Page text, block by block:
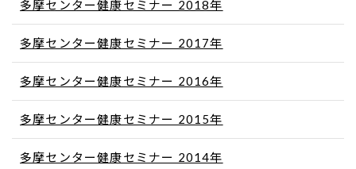
多摩センター健康セミナー 2018年
多摩センター健康セミナー 2017年
多摩センター健康セミナー 2016年
多摩センター健康セミナー 2015年
多摩センター健康セミナー 2014年